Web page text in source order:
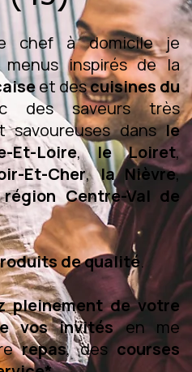
chef à domicile je
menus inspirés de la
et descuisines du
des saveurs très
savoureuses dansle
Et-Loire,le Loiret,
Et-Cher,la Nièvre,
région Centre-Val de
de qualité.
pleinement de votre
vos invitésen me
repas, descourses